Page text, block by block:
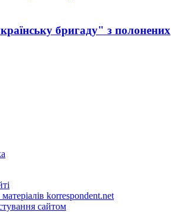
бригаду" з полонених
korrespondent.net
сайтом